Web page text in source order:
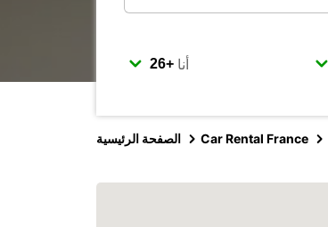
أنا
الصفحة الرئيسية Car Rental France